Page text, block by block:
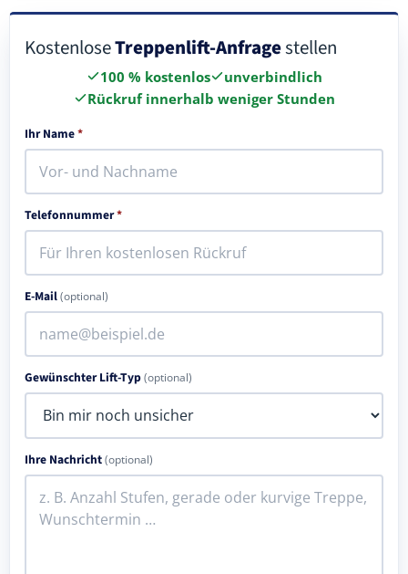
KostenloseTreppenlift-Anfragestellen
100 % kostenlos
unverbindlich
Rückruf innerhalb weniger Stunden
Ihr Name*
Telefonnummer*
E-Mail(optional)
Gewünschter Lift-Typ(optional)
Ihre Nachricht(optional)